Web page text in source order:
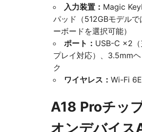
入力装置： Magic
パッド（512GBモデル
ーボードを選択可能）
ポート： USB-C ×2（
プレイ対応）、3.5mm
ク
ワイヤレス： Wi-Fi
A18 Proチッ
オンデバイス